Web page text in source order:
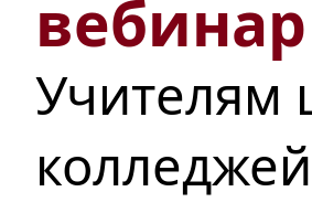
вебинар
Учителям